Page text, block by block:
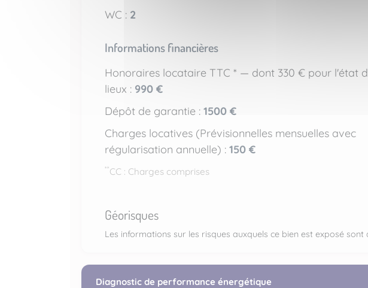
WC : 2
Informations financières
Honoraires locataire TTC * — dont 330 € pour l'état
lieux : 990 €
Dépôt de garantie : 1500 €
Charges locatives (Prévisionnelles mensuelles avec
régularisation annuelle) : 150 €
**CC : Charges comprises
Géorisques
Les informations sur les risques auxquels ce bien est exposé sont
Diagnostic de performance énergétique